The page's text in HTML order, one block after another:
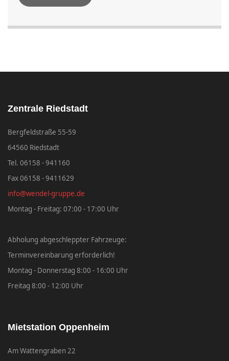
Zentrale Riedstadt
Bergfeldstraße 55-59
64560 Riedstadt
Tel. 06158 - 941160
Fax 06158 - 9411629
info@wendel-gruppe.de
Montag - Freitag: 07:00 - 17:00 Uhr
Abholung abgeschleppter Fahrzeuge:
Terminvereinbarung erforderlich!
Montag - Donnerstag 8:00 - 16:00 Uhr
Freitag 8:00 - 12:00 Uhr
Mietstation Oppenheim
Am Wattengraben 22